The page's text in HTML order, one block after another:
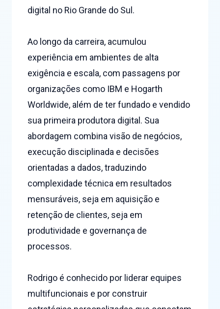
digital no Rio Grande do Sul.
Ao longo da carreira, acumulou
experiência em ambientes de alta
exigência e escala, com passagens por
organizações como IBM e Hogarth
Worldwide, além de ter fundado e vendido
sua primeira produtora digital. Sua
abordagem combina visão de negócios,
execução disciplinada e decisões
orientadas a dados, traduzindo
complexidade técnica em resultados
mensuráveis, seja em aquisição e
retenção de clientes, seja em
produtividade e governança de
processos.
Rodrigo é conhecido por liderar equipes
multifuncionais e por construir